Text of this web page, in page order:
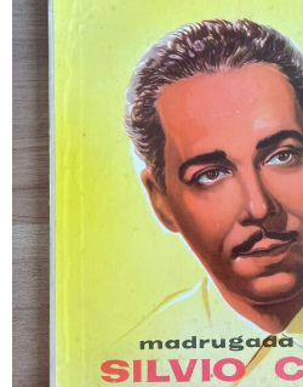
買取について
取り置きなどについて
Categories
New Arrivals
新譜
GG RECORD （当店のレーベル）
全商品